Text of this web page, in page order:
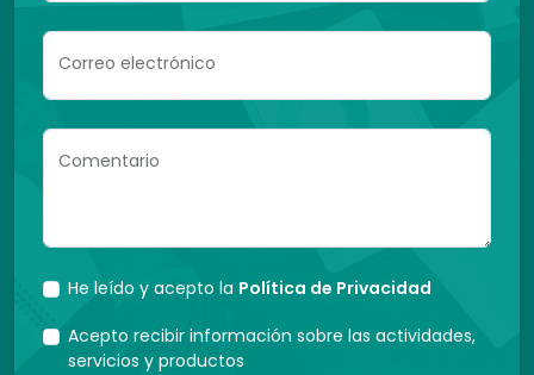
Correo electrónico
Comentario
He leído y acepto la Política de Privacidad
Acepto recibir información sobre las actividades,
servicios y productos